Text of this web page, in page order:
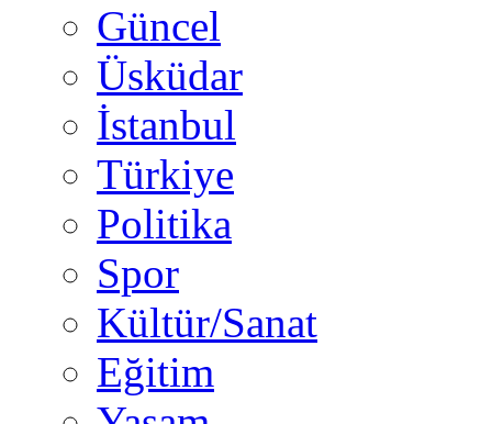
Güncel
Üsküdar
İstanbul
Türkiye
Politika
Spor
Kültür/Sanat
Eğitim